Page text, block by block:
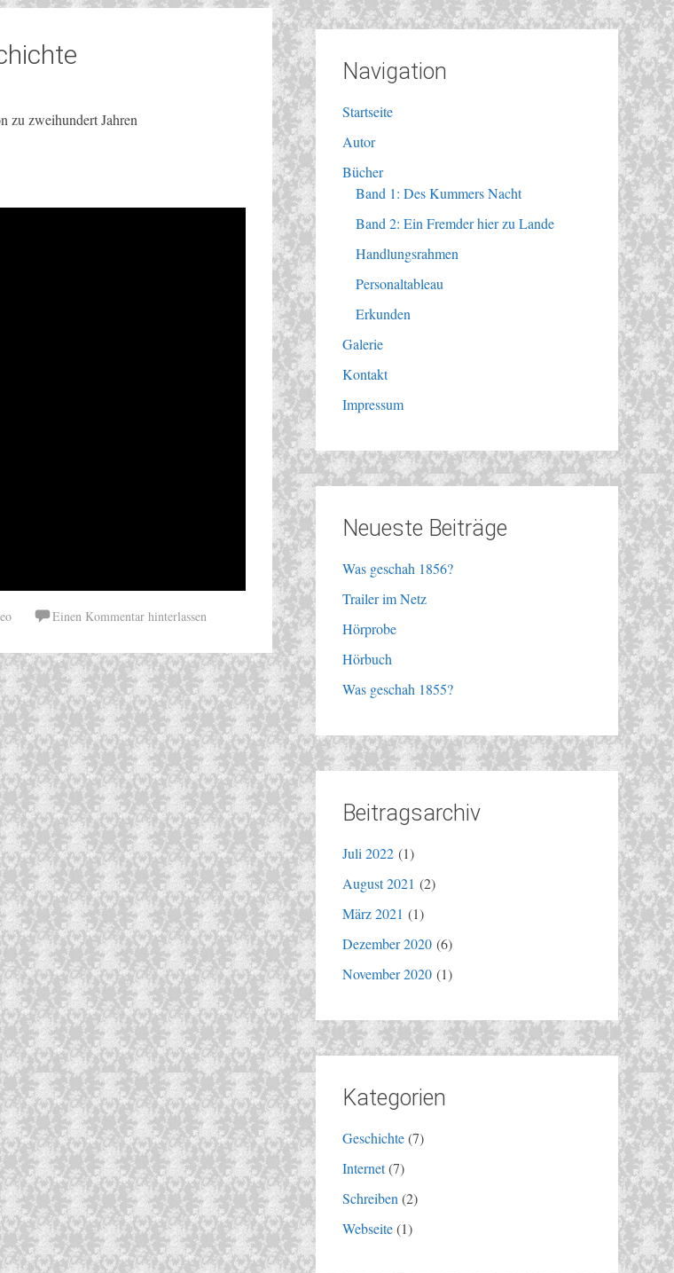
zu zweihundert Jahren
Einen Kommentar hinterlassen
Navigation
Startseite
Autor
Bücher
Band 1: Des Kummers Nacht
Band 2: Ein Fremder hier zu Lande
Handlungsrahmen
Personaltableau
Erkunden
Galerie
Kontakt
Impressum
Neueste Beiträge
Was geschah 1856?
Trailer im Netz
Hörprobe
Hörbuch
Was geschah 1855?
Beitragsarchiv
Juli 2022(1)
August 2021 (2)
März 2021 (1)
Dezember 2020(6)
November 2020(1)
Kategorien
Geschichte(7)
Internet(7)
Schreiben (2)
Webseite(1)